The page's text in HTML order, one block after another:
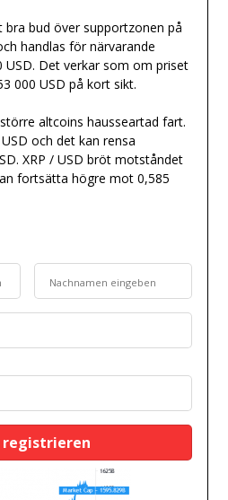
bud över supportzonen på
handlas för närvarande
USD. Det verkar som om priset
000 USD på kort sikt.
altcoins hausseartad fart.
och det kan rensa
XRP / USD bröt motståndet
fortsätta högre mot 0,585